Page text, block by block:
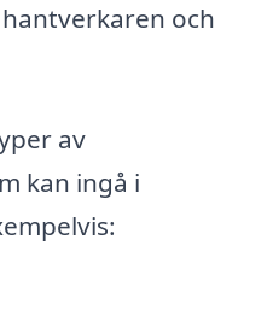
och
av
kan ingå i